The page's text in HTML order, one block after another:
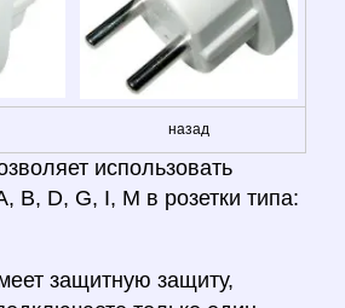
назад
использовать
B, D, G, I, M в розетки типа:
защитную защиту,